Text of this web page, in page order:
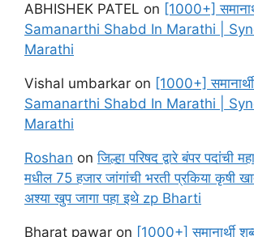
ABHISHEK PATEL on [1000+]
Samanarthi Shabd In Marathi |
Marathi
Vishal umbarkar on [1000+] समानार्थी
Samanarthi Shabd In Marathi |
Marathi
Roshan onजिल्हा परिषद द्वारे बंपर पदांची
मधील 75 हजार जांगांची भरती प्रकिया कृषी
अश्या खुप जागा पहा इथे zp Bharti
Bharat pawar on [1000+] समानार्थी शब्द